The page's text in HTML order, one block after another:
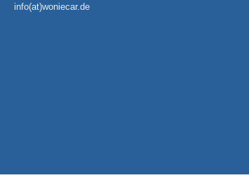
info(at)woniecar.de